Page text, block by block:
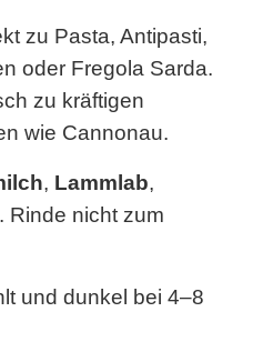
zu Pasta, Antipasti,
oder Fregola Sarda.
zu kräftigen
wie Cannonau.
, Lammlab,
Rinde nicht zum
und dunkel bei 4–8